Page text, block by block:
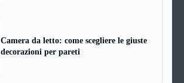
Camera da letto: come scegliere le giuste
decorazioni per pareti